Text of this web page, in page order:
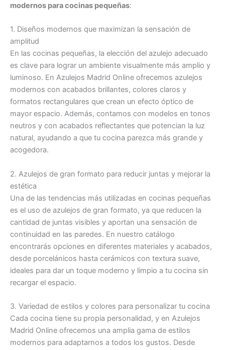
modernos para cocinas pequeñas:
1. Diseños modernos que maximizan la sensación de
amplitud
En las cocinas pequeñas, la elección del azulejo adecuado
es clave para lograr un ambiente visualmente más amplio y
luminoso. En Azulejos Madrid Online ofrecemos azulejos
modernos con acabados brillantes, colores claros y
formatos rectangulares que crean un efecto óptico de
mayor espacio. Además, contamos con modelos en tonos
neutros y con acabados reflectantes que potencian la luz
natural, ayudando a que tu cocina parezca más grande y
acogedora.
2. Azulejos de gran formato para reducir juntas y mejorar la
estética
Una de las tendencias más utilizadas en cocinas pequeñas
es el uso de azulejos de gran formato, ya que reducen la
cantidad de juntas visibles y aportan una sensación de
continuidad en las paredes. En nuestro catálogo
encontrarás opciones en diferentes materiales y acabados,
desde porcelánicos hasta cerámicos con textura suave,
ideales para dar un toque moderno y limpio a tu cocina sin
recargar el espacio.
3. Variedad de estilos y colores para personalizar tu cocina
Cada cocina tiene su propia personalidad, y en Azulejos
Madrid Online ofrecemos una amplia gama de estilos
modernos para adaptarnos a todos los gustos. Desde